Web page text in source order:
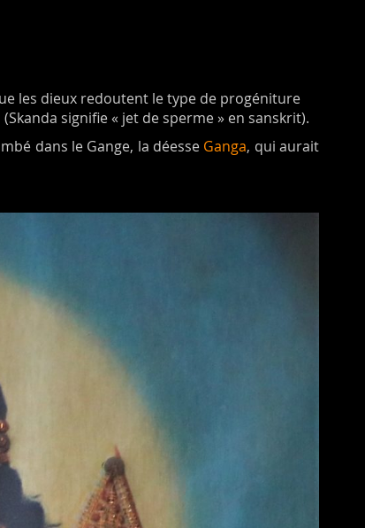
les dieux redoutent le type de progéniture
signifie « jet de sperme » en sanskrit).
dans le Gange, la déesse Ganga, qui aurait